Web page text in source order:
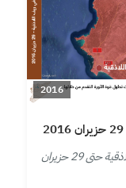
2016
خريطة توضح تغيرات مواقع السيطرة في ريف اللاذقية حتى 29 حزيران